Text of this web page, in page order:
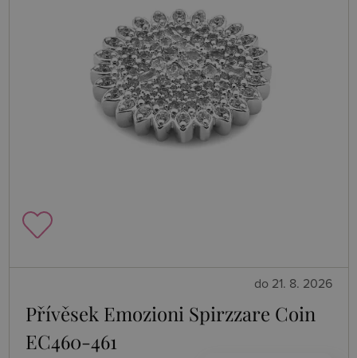
do 21. 8. 2026
Přívěsek Emozioni Spirzzare Coin
EC460-461